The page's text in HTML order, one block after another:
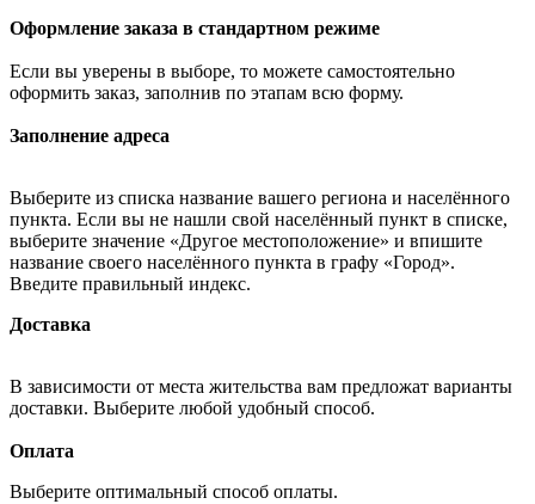
Оформление заказа в стандартном режиме
Если вы уверены в выборе, то можете самостоятельно
оформить заказ, заполнив по этапам всю форму.
Заполнение адреса
Выберите из списка название вашего региона и населённого
пункта. Если вы не нашли свой населённый пункт в списке,
выберите значение «Другое местоположение» и впишите
название своего населённого пункта в графу «Город».
Введите правильный индекс.
Доставка
В зависимости от места жительства вам предложат варианты
доставки. Выберите любой удобный способ.
Оплата
Выберите оптимальный способ оплаты.